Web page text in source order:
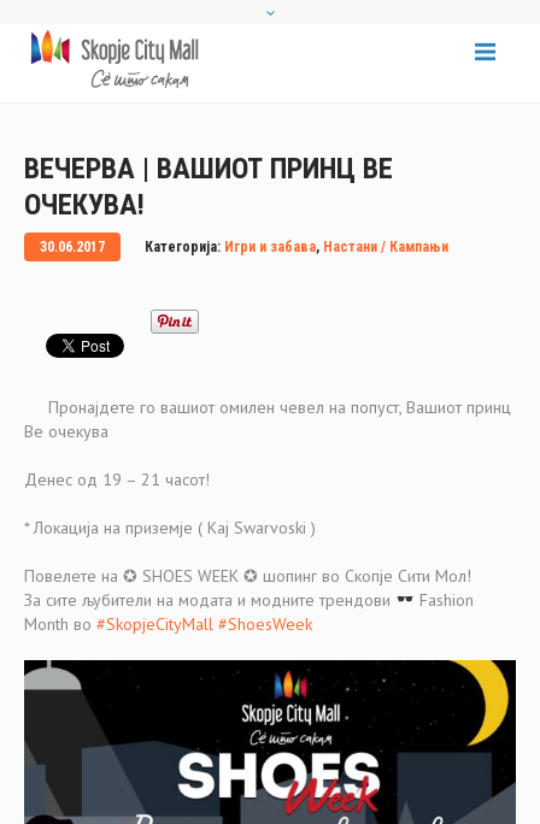
ВЕЧЕРВА | ВАШИОТ ПРИНЦ ВЕ
ОЧЕКУВА!
30.06.2017 Категорија: Игри и забава, Настани / Кампањи
Пронајдете го вашиот омилен чевел на попуст, Вашиот принц
Ве очекува
Денес од 19 – 21 часот!
* Локација на приземје ( Кај Swarvoski )
Повелете на ✪ SHOES WEEK ✪ шопинг во Скопје Сити Мол!
За сите љубители на модата и модните трендови
Fashion
Month во #SkopjeCityMall #ShoesWeek